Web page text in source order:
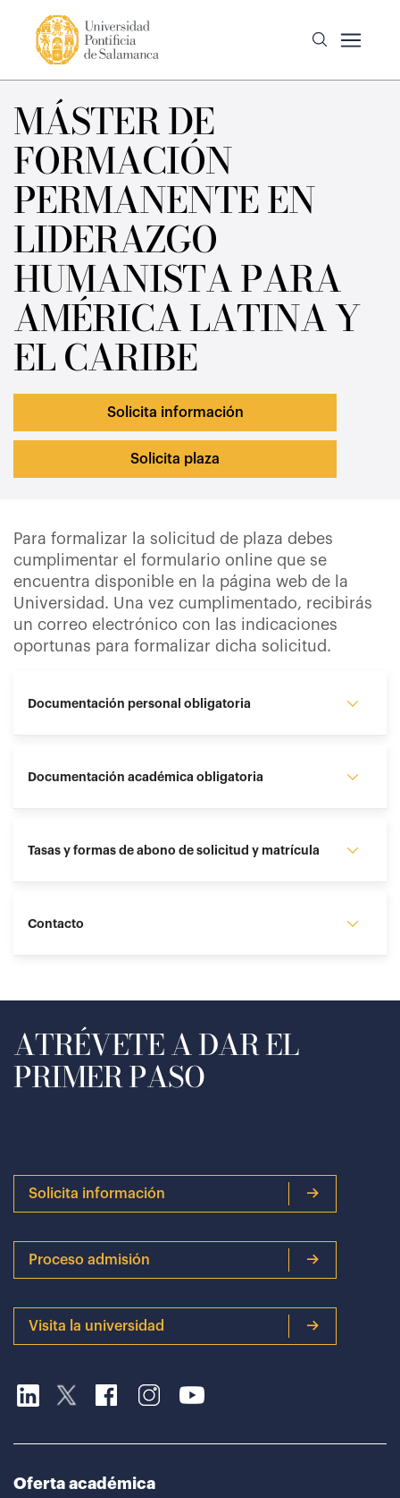
MÁSTER DE
FORMACIÓN
PERMANENTE EN
LIDERAZGO
HUMANISTA PARA
AMÉRICA LATINA Y
EL CARIBE
Solicita información
Solicita plaza
Para formalizar la solicitud de plaza debes
cumplimentar el formulario online que se
encuentra disponible en la página web de la
Universidad. Una vez cumplimentado, recibirás
un correo electrónico con las indicaciones
oportunas para formalizar dicha solicitud.
Documentación personal obligatoria
Documentación académica obligatoria
Tasas y formas de abono de solicitud y matrícula
Contacto
ATRÉVETE A DAR EL
PRIMER PASO
Solicita información
Proceso admisión
Visita la universidad
Oferta académica